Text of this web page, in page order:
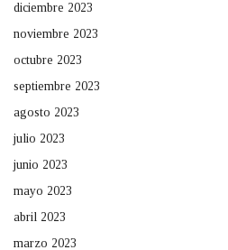
diciembre 2023
noviembre 2023
octubre 2023
septiembre 2023
agosto 2023
julio 2023
junio 2023
mayo 2023
abril 2023
marzo 2023